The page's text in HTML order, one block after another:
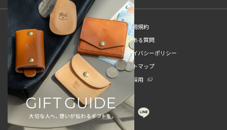
新規会員登録
ご利用規約
ご利用ガイド
よくある質問
特定商取引法
プライバシーポリシー
お問い合わせ
サイトマップ
販売スタッフ中途採用
新卒採用